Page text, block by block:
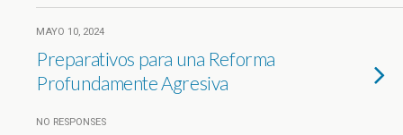
MAYO 10, 2024
Preparativos para una Reforma
Profundamente Agresiva
NO RESPONSES